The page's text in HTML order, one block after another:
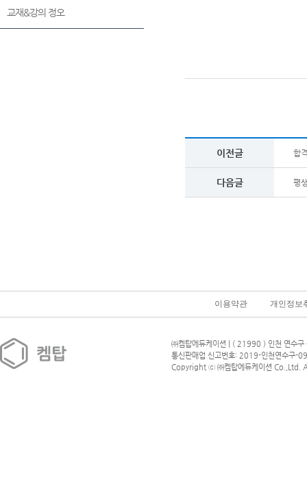
교재&강의 정오
이전글 합
다음글 평
이용약관 개인정보
㈜켐탑에듀케이션 | ( 21990 ) 인천 연수
통신판매업 신고번호: 2019-인천연수구-
Copyright ⓒ ㈜켐탑에듀케이션 Co.,Ltd.